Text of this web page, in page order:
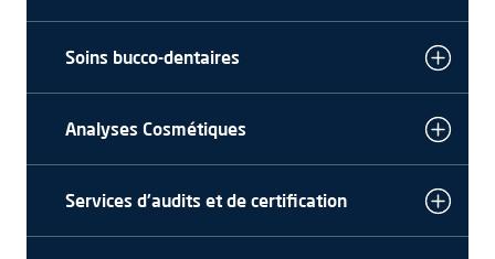
Soins bucco-dentaires
Analyses Cosmétiques
Services d'audits et de certification